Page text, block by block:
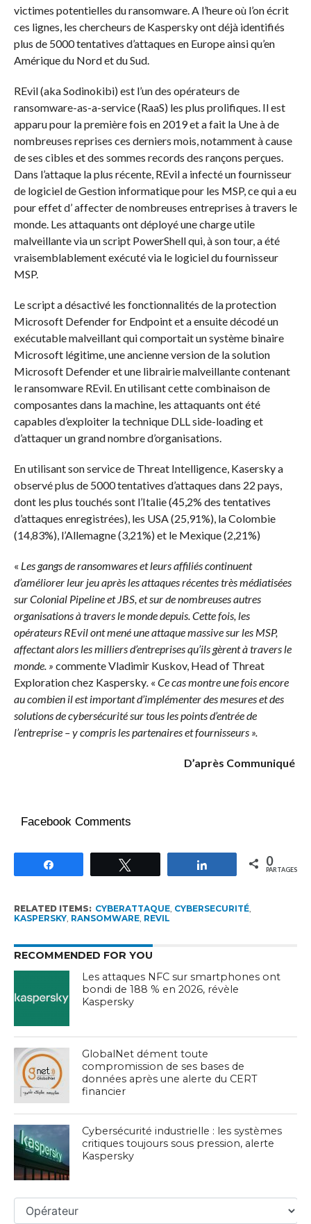
victimes potentielles du ransomware. A l’heure où l’on écrit
ces lignes, les chercheurs de Kaspersky ont déjà identifiés
plus de 5000 tentatives d’attaques en Europe ainsi qu’en
Amérique du Nord et du Sud.
REvil (aka Sodinokibi) est l’un des opérateurs de
ransomware-as-a-service (RaaS) les plus prolifiques. Il est
apparu pour la première fois en 2019 et a fait la Une à de
nombreuses reprises ces derniers mois, notamment à cause
de ses cibles et des sommes records des rançons perçues.
Dans l’attaque la plus récente, REvil a infecté un fournisseur
de logiciel de Gestion informatique pour les MSP, ce qui a eu
pour effet d’ affecter de nombreuses entreprises à travers le
monde. Les attaquants ont déployé une charge utile
malveillante via un script PowerShell qui, à son tour, a été
vraisemblablement exécuté via le logiciel du fournisseur
MSP.
Le script a désactivé les fonctionnalités de la protection
Microsoft Defender for Endpoint et a ensuite décodé un
exécutable malveillant qui comportait un système binaire
Microsoft légitime, une ancienne version de la solution
Microsoft Defender et une librairie malveillante contenant
le ransomware REvil. En utilisant cette combinaison de
composantes dans la machine, les attaquants ont été
capables d’exploiter la technique DLL side-loading et
d’attaquer un grand nombre d’organisations.
En utilisant son service de Threat Intelligence, Kasersky a
observé plus de 5000 tentatives d’attaques dans 22 pays,
dont les plus touchés sont l’Italie (45,2% des tentatives
d’attaques enregistrées), les USA (25,91%), la Colombie
(14,83%), l’Allemagne (3,21%) et le Mexique (2,21%)
« Les gangs de ransomwares et leurs affiliés continuent
d’améliorer leur jeu après les attaques récentes très médiatisées
sur Colonial Pipeline et JBS, et sur de nombreuses autres
organisations à travers le monde depuis.Cette fois, les
opérateurs REvil ont mené une attaque massive sur les MSP,
affectant alors les milliers d’entreprises qu’ils gèrent à travers le
monde. » commente Vladimir Kuskov, Head of Threat
Exploration chez Kaspersky. « Ce cas montre une fois encore
au combien il est important d’implémenter des mesures et des
solutions de cybersécurité sur tous les points d’entrée de
l’entreprise – y compris les partenaires et fournisseurs ».
D’après Communiqué
Facebook Comments
Partagez 0
PARTAGES
RELATED ITEMS: CYBERATTAQUE, CYBERSECURITÉ,
KASPERSKY, RANSOMWARE, REVIL
RECOMMENDED FOR YOU
Les attaques NFC sur smartphones ont
bondi de 188 % en 2026, révèle
Kaspersky
GlobalNet dément toute
compromission de ses bases de
données après une alerte du CERT
financier
Cybersécurité industrielle : les systèmes
critiques toujours sous pression, alerte
Kaspersky